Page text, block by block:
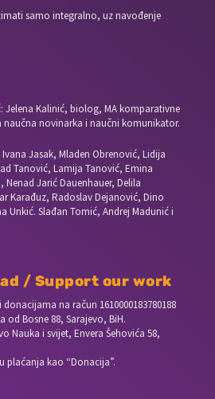
samo integralno, uz navođenje
Jelena Kalinić, biolog, MA komparativne
novinarka i naučni komunikator.
Jasak, Mladen Obrenović, Lidija
Tanović, Lamija Tanović, Emina
Nenad Jarić Dauenhauer, Delila
Karađuz, Radoslav Dejanović, Dino
Unkić. Slađan Tomić, Andrej Madunić i
/ Support our work
donacijama na račun 1610000183780188
od Bosne 88, Sarajevo, BiH.
Nauka i svijet, Envera Šehovića 58,
plaćanja kao “Donacija”.